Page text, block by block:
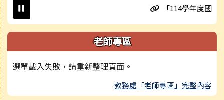
「114學年度國民
老師專區
選單載入失敗，請重新整理頁面。
教務處「老師專區」完整內容